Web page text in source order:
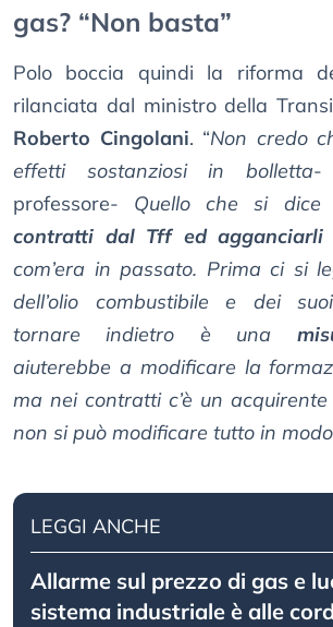
gas? “Non basta”
Polo boccia quindi la riforma
rilanciata dal ministro della
Roberto Cingolani. “Non credo
effetti sostanziosi in bolletta-
professore- Quello che si
contratti dal Tff ed
com’era in passato. Prima ci si
dell’olio combustibile e dei
tornare indietro è una
aiuterebbe a modificare la
ma nei contratti c’è un
non si può modificare tutto in
LEGGI ANCHE
Allarme sul prezzo di gas e
sistema industriale è alle